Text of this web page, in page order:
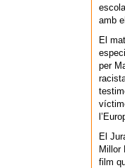
amb
El
per
El
Millor
film